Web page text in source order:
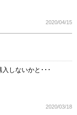
2020/04/15
しないかと･･･
2020/03/18